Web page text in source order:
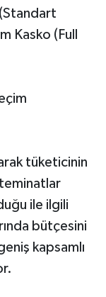
Kasko (Full
tüketicinin
ile ilgili
bütçesini
kapsamlı